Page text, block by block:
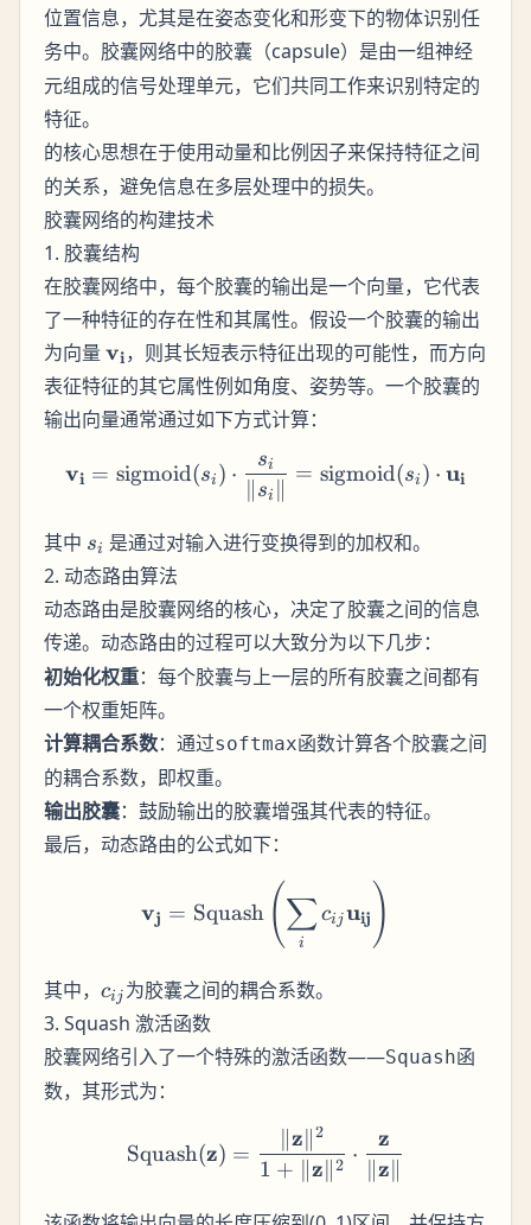
位置信息，尤其是在姿态变化和形变下的物体识别任
务中。胶囊网络中的胶囊
（capsule）是由一组神经
元组成的信号处理单元，它们共同工作来识别特定的
特征。
的核心思想在于使用动量和 比例因子来保持特征之间
的关系，避免信息在多层处理中的损失。
胶囊网络的构建技术
1. 胶囊结构
在胶囊网络中，每个胶囊的输出是一个向量，它代表
了一种特征的存在性和其属性。假设一个胶囊的输出
为向量 \mathbf{v_i}
vi，则其长短表示特征出现的可能性，而方向
表征特征的其它属性例如角度、姿势等。一个胶囊的
输出向量通常通过如下方式计算：
\mathbf{v_i} =
vi = sigmoid(si ) ⋅
si
si = sigmoid(si ) ⋅ ui
其中 s_i
si 是通过对输入进行变换得到的加权和。
2. 动态路由算法
动态路由是胶囊网络的核心，决定了胶囊之间的信息
传递。 动态路由的过程可以大致分为以下几步：
初始化权重：每个胶囊与上一层的所有胶囊之间都有
一个权重矩阵。
计算耦合系数：通过softmax函数计算各个胶囊之间
的耦合系数，即权重。
输出胶囊：鼓励输出的胶囊增强其代表的特征。
最后，动态路由的公式如下：
\mathbf{v_j} =
vj = Squash ( i
∑cijuij )
其中， c_{ij}
cij 为胶囊之间的耦合系数。
3. Squash 激活函数
胶囊网络引入了一个特殊的激活函数——Squash函
数，其形式为：
Squash(z) =
1 + z 2
z 2
⋅
z
z